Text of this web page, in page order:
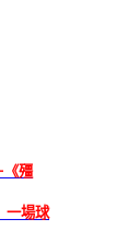
殭
一場球